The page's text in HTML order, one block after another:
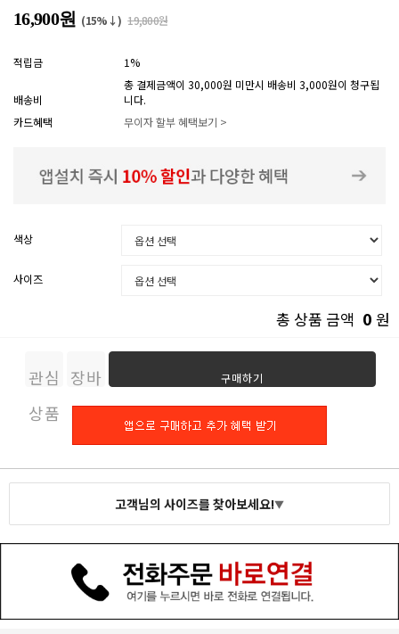
16,900원 (15%↓) 19,800원
적립금 1%
배송비
총 결제금액이 30,000원 미만시 배송비 3,000원이 청구됩
니다.
카드혜택
무이자 할부 혜택보기 >
색상
사이즈
총 상품 금액 0 원
관심
상품
장바
구니
구매하기
고객님의 사이즈를 찾아보세요!▼